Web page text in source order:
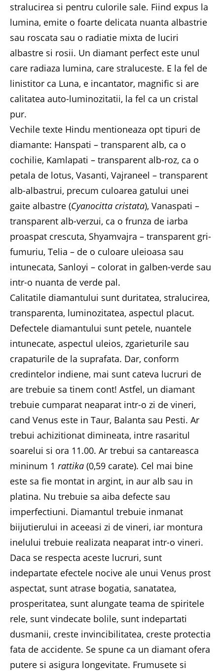
stralucirea si pentru culorile sale. Fiind expus la
lumina, emite o foarte delicata nuanta albastrie
sau roscata sau o radiatie mixta de luciri
albastre si rosii. Un diamant perfect este unul
care radiaza lumina, care straluceste. E la fel de
linistitor ca Luna, e incantator, magnific si are
calitatea auto-luminozitatii, la fel ca un cristal
pur.
Vechile texte Hindu mentioneaza opt tipuri de
diamante: Hanspati – transparent alb, ca o
cochilie, Kamlapati – transparent alb-roz, ca o
petala de lotus, Vasanti, Vajraneel – transparent
alb-albastrui, precum culoarea gatului unei
gaite albastre (Cyanocitta cristata), Vanaspati –
transparent alb-verzui, ca o frunza de iarba
proaspat crescuta, Shyamvajra – transparent gri-
fumuriu, Telia – de o culoare uleioasa sau
intunecata, Sanloyi – colorat in galben-verde sau
intr-o nuanta de verde pal.
Calitatile diamantului sunt duritatea, stralucirea,
transparenta, luminozitatea, aspectul placut.
Defectele diamantului sunt petele, nuantele
intunecate, aspectul uleios, zgarieturile sau
crapaturile de la suprafata. Dar, conform
credintelor indiene, mai sunt cateva lucruri de
are trebuie sa tinem cont! Astfel, un diamant
trebuie cumparat neaparat intr-o zi de vineri,
cand Venus este in Taur, Balanta sau Pesti. Ar
trebui achizitionat dimineata, intre rasaritul
soarelui si ora 11.00. Ar trebui sa cantareasca
mininum 1 rattika (0,59 carate). Cel mai bine
este sa fie montat in argint, in aur alb sau in
platina. Nu trebuie sa aiba defecte sau
imperfectiuni. Diamantul trebuie inmanat
biijutierului in aceeasi zi de vineri, iar montura
inelului trebuie realizata neaparat intr-o vineri.
Daca se respecta aceste lucruri, sunt
indepartate efectele nocive ale unui Venus prost
aspectat, sunt atrase bogatia, sanatatea,
prosperitatea, sunt alungate teama de spiritele
rele, sunt vindecate bolile, sunt indepartati
dusmanii, creste invincibilitatea, creste protectia
fata de accidente. Se spune ca un diamant ofera
putere si asigura longevitate. Frumusete si